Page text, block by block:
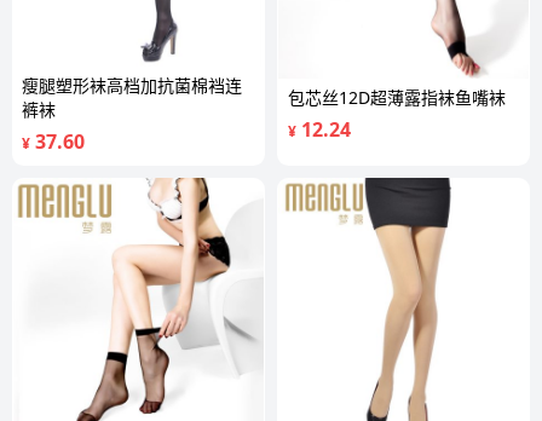
瘦腿塑形袜高档加抗菌棉裆连
裤袜
¥ 37.60
包芯丝12D超薄露指袜鱼嘴袜
¥ 12.24